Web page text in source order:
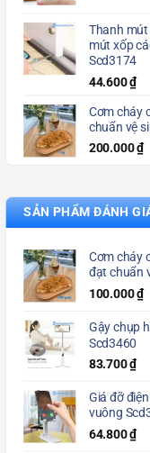
Thanh
mút xốp
Scd3174
44.600₫
Cơm cháy
chuẩn vệ
200.000₫
SẢN PHẨM ĐÁNH
Cơm cháy
đạt chuẩn
100.000₫
Gậy chụp
Scd3460
83.700₫
Giá đỡ
vuông
64.800₫